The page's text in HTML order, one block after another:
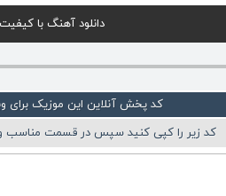
دانلود آهنگ با کیفیت
کد پخش آنلاین این موزیک برای
کد زیر را کپی کنید سپس در قسمت مناسب